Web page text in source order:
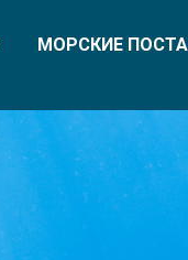
МОРСКИЕ